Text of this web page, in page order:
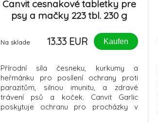
Canvit cesnakové tabletky pre
psy a mačky 223 tbl. 230 g
Na sklade 13.33 EUR Kaufen
Přírodní síla česneku, kurkumy a
heřmánku pro posílení ochrany proti
parazitům, silnou imunitu, a zdravé
trávení psů a koček. Canvit Garlic
poskytuje ochranu pro procházky v